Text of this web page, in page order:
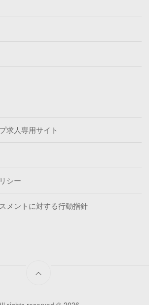
求人専用サイト
シー
メントに対する行動指針